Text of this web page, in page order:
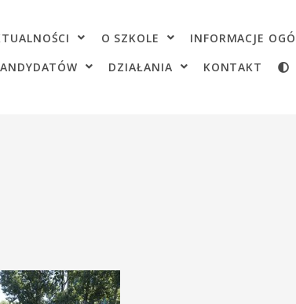
O SZKOLE INFORMACJE
DZIAŁANIA KONTAKT